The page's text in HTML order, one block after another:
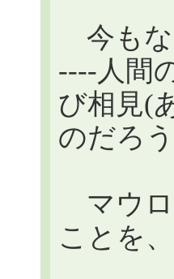
今もな
----人間
び相見(
のだろう
マウロ
ことを